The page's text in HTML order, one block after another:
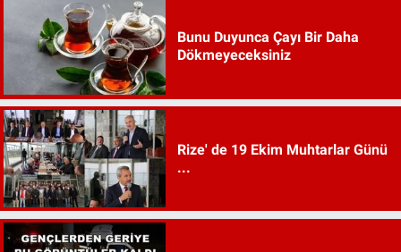
Bunu Duyunca Çayı Bir Daha
Dökmeyeceksiniz
Rize' de 19 Ekim Muhtarlar Günü
...